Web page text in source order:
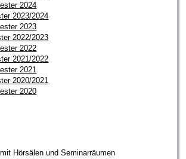
2024
2023/2024
2023
2022/2023
2022
2021/2022
2021
2020/2021
2020
mit Hörsälen und Seminarräumen